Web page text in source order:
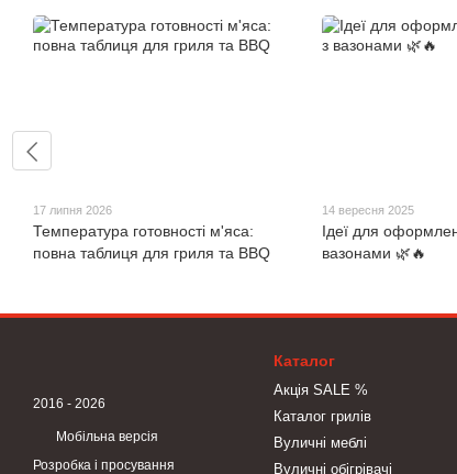
17 липня 2026
Температура готовності м'яса:
повна таблиця для гриля та BBQ
14 вересня 2025
Ідеї для
вазонами 🌿🔥
2016 - 2026
Мобільна версія
Розробка і просування
Каталог
Акція SALE %
Каталог грилів
Вуличні меблі
Вуличні обігрівачі